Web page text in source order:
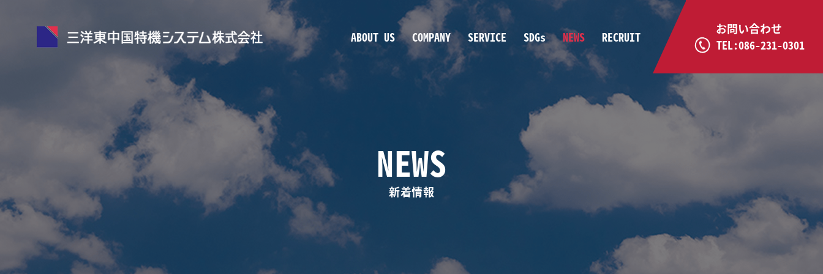
ABOUT US COMPANY SERVICE SDGs NEWS RECRUIT
お問い合わせ
TEL:086-231-0301
NEWS
新着情報